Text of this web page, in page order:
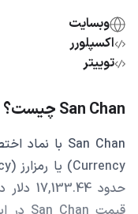
وبسایت
اکسپلورر
توییتر
San Chan چیست؟